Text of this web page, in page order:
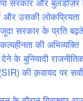
और उसकी लोकप्रियता
सरकार के प्रति
की अभिव्‍यक्ति
के बुनियादी
की क़वायद पर